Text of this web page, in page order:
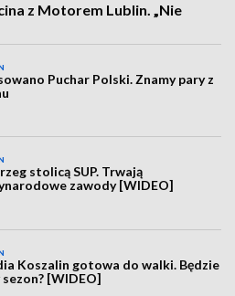
z Motorem Lublin. „Nie
Puchar Polski. Znamy pary z
stolicą SUP. Trwają
zawody [WIDEO]
Koszalin gotowa do walki. Będzie
sezon? [WIDEO]